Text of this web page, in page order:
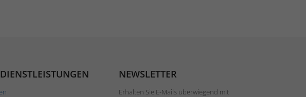
NEWSLETTER
Erhalten Sie E-Mails überwiegend mit